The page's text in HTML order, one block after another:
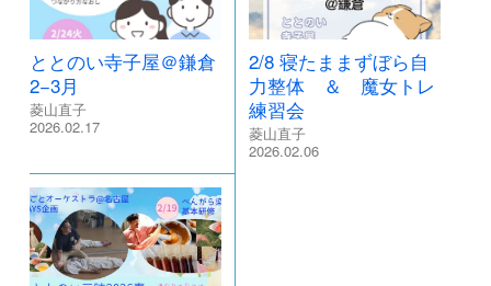
ととのい寺子屋＠鎌倉
2−3月
菱山直子
2026.02.17
2/8 寝たままずぼら自
力整体 ＆ 魔女トレ
練習会
菱山直子
2026.02.06